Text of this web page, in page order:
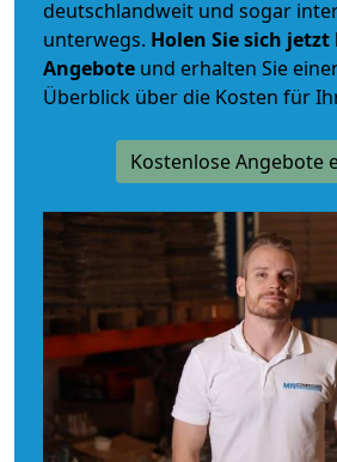
deutschlandweit und sogar
unterwegs. Holen Sie sich
Angebote und erhalten Sie
Überblick über die Kosten für
Kostenlose Angebote